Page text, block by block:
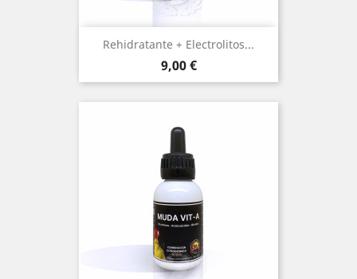
Rehidratante + Electrolitos...
Precio
9,00 €